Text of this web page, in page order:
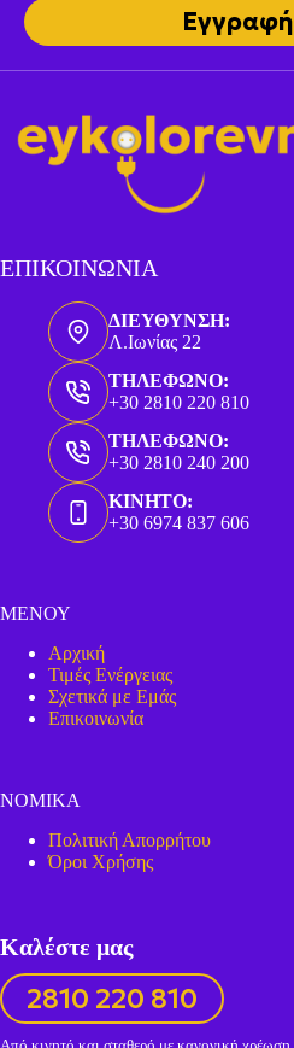
Εγγραφή
ΕΠΙΚΟΙΝΩΝΙΑ
ΔΙΕΥΘΥΝΣΗ:
Λ.Ιωνίας 22
ΤΗΛΕΦΩΝΟ:
+30 2810 220 810
ΤΗΛΕΦΩΝΟ:
+30 2810 240 200
ΚΙΝΗΤΟ:
+30 6974 837 606
ΜΕΝΟΥ
Αρχική
Τιμές Ενέργειας
Σχετικά με Εμάς
Επικοινωνία
ΝΟΜΙΚΑ
Πολιτική Απορρήτου
Όροι Χρήσης
Καλέστε μας
2810 220 810